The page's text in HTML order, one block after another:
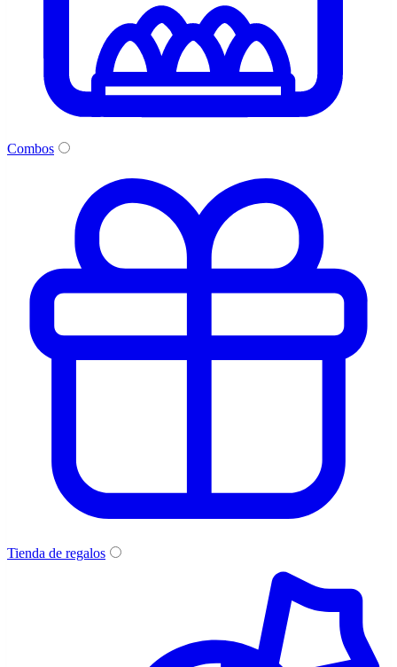
Combos
Tienda de regalos